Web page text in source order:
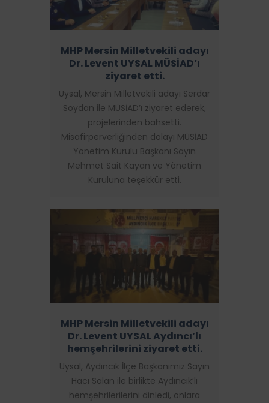
MHP Mersin Milletvekili adayı
Dr. Levent UYSAL MÜSİAD’ı
ziyaret etti.
Uysal, Mersin Milletvekili adayı Serdar
Soydan ile MÜSİAD’ı ziyaret ederek,
projelerinden bahsetti.
Misafirperverliğinden dolayı MÜSİAD
Yönetim Kurulu Başkanı Sayın
Mehmet Sait Kayan ve Yönetim
Kuruluna teşekkür etti.
MHP Mersin Milletvekili adayı
Dr. Levent UYSAL Aydıncı’lı
hemşehrilerini ziyaret etti.
Uysal, Aydıncık İlçe Başkanımız Sayın
Hacı Salan ile birlikte Aydıncık’lı
hemşehrilerilerini dinledi, onlara